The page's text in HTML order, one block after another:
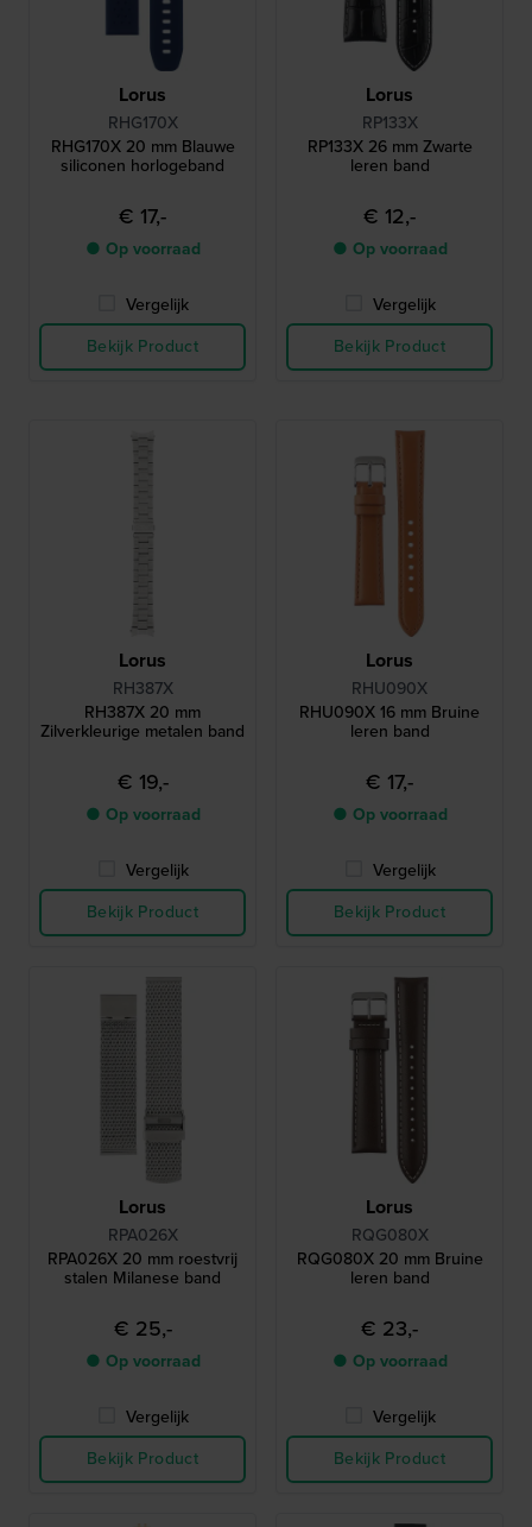
Lorus
RHG170X
RHG170X 20 mm Blauwe
siliconen horlogeband
€ 17,-
● Op voorraad
Vergelijk
Bekijk Product
Lorus
RP133X
RP133X 26 mm Zwarte
leren band
€ 12,-
● Op voorraad
Vergelijk
Bekijk Product
Lorus
RH387X
RH387X 20 mm
Zilverkleurige metalen band
€ 19,-
● Op voorraad
Vergelijk
Bekijk Product
Lorus
RHU090X
RHU090X 16 mm Bruine
leren band
€ 17,-
● Op voorraad
Vergelijk
Bekijk Product
Lorus
RPA026X
RPA026X 20 mm roestvrij
stalen Milanese band
€ 25,-
● Op voorraad
Vergelijk
Bekijk Product
Lorus
RQG080X
RQG080X 20 mm Bruine
leren band
€ 23,-
● Op voorraad
Vergelijk
Bekijk Product